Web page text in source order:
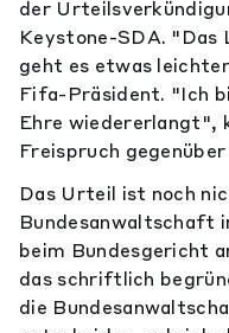
der
Keystone-SDA.
geht es etwas
Fifa-Präsident. "Ich
Ehre wiedererlangt",
Freispruch
Das Urteil ist noch
Bundesanwaltschaft
beim Bundesgericht
das schriftlich
die